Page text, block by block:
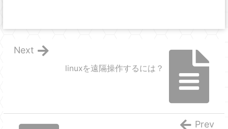
linuxを遠隔操作するには？
Next
Prev